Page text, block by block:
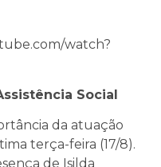
watch?
Social
da atuação
terça-feira (17/8).
de Isilda